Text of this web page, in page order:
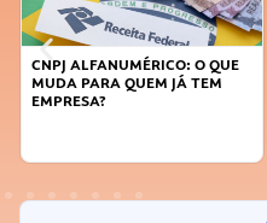
DICAS PARA OBTER CRÉDITO